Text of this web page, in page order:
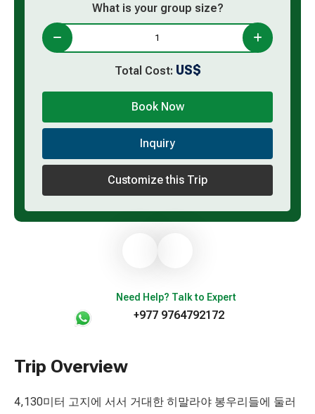
What is your group size?
Total Cost: US$
Book Now
Inquiry
Customize this Trip
Need Help? Talk to Expert
+977 9764792172
Trip Overview
4,130미터 고지에 서서 거대한 히말라야 봉우리들에 둘러